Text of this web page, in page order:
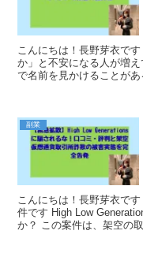
こんにちは！長野芽衣で
か」と不安になる人が増
で名前を見かけることが
副業
こんにちは！長野芽衣で
件です High Low
か？ この案件は、架空の